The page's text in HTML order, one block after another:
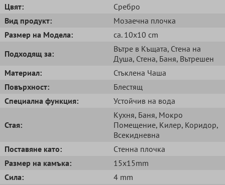
Цвят:
Сребро
Вид продукт:
Mозаечна плочка
Размер на Модела:
ca. 10x10 cm
Подходящ за:
Вътре в Къщата, Стена на
Душа, Стена, Баня, Вътрешен
Mатериал:
Стъклена Чаша
Повърхност:
Блестящ
Специална функция:
Устойчив на вода
Стая:
Кухня, Баня, Мокро
Помещение, Килер, Коридор,
Всекидневна
Поставяне като:
Cтенна плочка
Размер на камъка:
15x15mm
Сила:
4 mm